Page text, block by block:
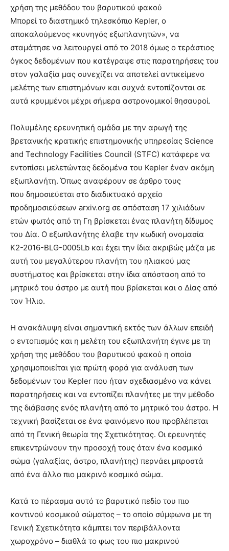
χρήση της μεθόδου του βαρυτικού φακού
Μπορεί το διαστημικό τηλεσκόπιο Kepler, ο
αποκαλούμενος «κυνηγός εξωπλανητών», να
σταμάτησε να λειτουργεί από το 2018 όμως ο τεράστιος
όγκος δεδομένων που κατέγραψε στις παρατηρήσεις του
στον γαλαξία μας συνεχίζει να αποτελεί αντικείμενο
μελέτης των επιστημόνων και συχνά εντοπίζονται σε
αυτά κρυμμένοι μέχρι σήμερα αστρονομικοί θησαυροί.
Πολυμέλης ερευνητική ομάδα με την αρωγή της
βρετανικής κρατικής επιστημονικής υπηρεσίας Science
and Technology Facilities Council (STFC) κατάφερε να
εντοπίσει μελετώντας δεδομένα του Kepler έναν ακόμη
εξωπλανήτη. Όπως αναφέρουν σε άρθρο τους
που δημοσιεύεται στο διαδικτυακό αρχείο
προδημοσιεύσεων arxiv.org σε απόσταση 17 χιλιάδων
ετών φωτός από τη Γη βρίσκεται ένας πλανήτη δίδυμος
του Δία. Ο εξωπλανήτης έλαβε την κωδική ονομασία
K2-2016-BLG-0005Lb και έχει την ίδια ακριβώς μάζα με
αυτή του μεγαλύτερου πλανήτη του ηλιακού μας
συστήματος και βρίσκεται στην ίδια απόσταση από το
μητρικό του άστρο με αυτή που βρίσκεται και ο Δίας από
τον Ήλιο.
Η ανακάλυψη είναι σημαντική εκτός των άλλων επειδή
ο εντοπισμός και η μελέτη του εξωπλανήτη έγινε με τη
χρήση της μεθόδου του βαρυτικού φακού η οποία
χρησιμοποιείται για πρώτη φορά για ανάλυση των
δεδομένων του Kepler που ήταν σχεδιασμένο να κάνει
παρατηρήσεις και να εντοπίζει πλανήτες με την μέθοδο
της διάβασης ενός πλανήτη από το μητρικό του άστρο. Η
τεχνική βασίζεται σε ένα φαινόμενο που προβλέπεται
από τη Γενική θεωρία της Σχετικότητας. Οι ερευνητές
επικεντρώνουν την προσοχή τους όταν ένα κοσμικό
σώμα (γαλαξίας, άστρο, πλανήτης) περνάει μπροστά
από ένα άλλο πιο μακρινό κοσμικό σώμα.
Κατά το πέρασμα αυτό το βαρυτικό πεδίο του πιο
κοντινού κοσμικού σώματος – το οποίο σύμφωνα με τη
Γενική Σχετικότητα κάμπτει τον περιβάλλοντα
χωροχρόνο – διαθλά το φως του πιο μακρινού